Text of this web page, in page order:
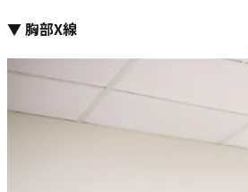
▼ 胸部X線